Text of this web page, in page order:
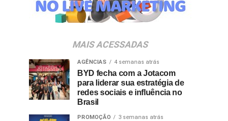
MAIS ACESSADAS
AGÊNCIAS 4 semanas atrás
BYD fecha com a Jotacom
para liderar sua estratégia de
redes sociais e influência no
Brasil
PROMOÇÃO 3 semanas atrás